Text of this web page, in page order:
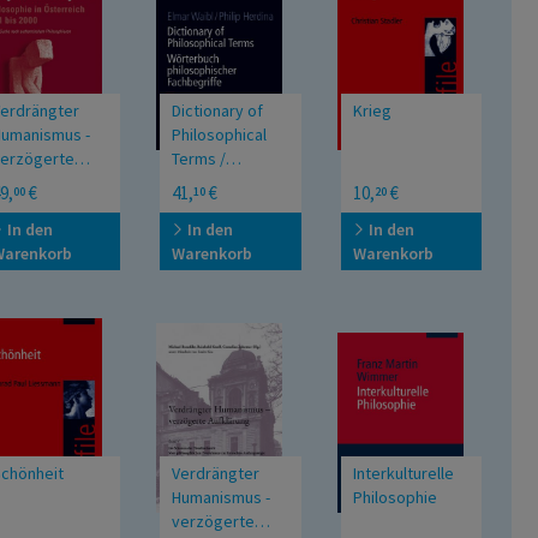
-
in
der Suche
nach
00 €
In den
Dictionary of
Philosophical
Terms /
Wörterbuch
philosophischer
Fachbegriffe
German-
English/English-
German -
Deutsch-
Englisch/Englisch-
41,10 €
In den
Warenkorb
Krieg
Profile
10,20 €
In den
Warenkorb
Verdrängter
Humanismus -
verzögerte
Interkulturelle
Philosophie